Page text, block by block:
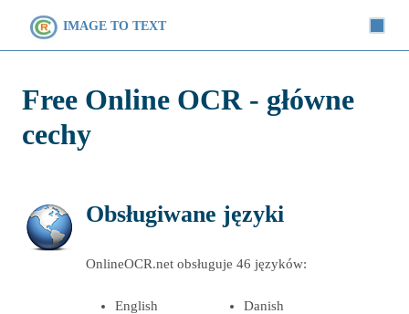
IMAGE TO TEXT
Free Online OCR - główne
cechy
Obsługiwane języki
OnlineOCR.net obsługuje 46 języków:
English
Danish